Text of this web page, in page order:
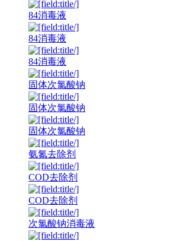
84消毒液
84消毒液
84消毒液
固体次氯酸钠
固体次氯酸钠
固体次氯酸钠
氨氮去除剂
COD去除剂
COD去除剂
次氯酸钠消毒液